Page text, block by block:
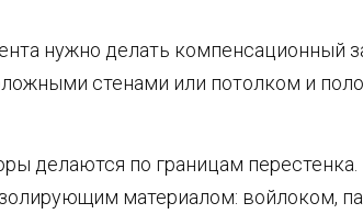
нужно делать компенсационный
стенами или потолком и
делаются по границам
материалом: войлоком,